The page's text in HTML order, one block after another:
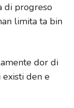
di progreso
limita ta bin
dor di
den e